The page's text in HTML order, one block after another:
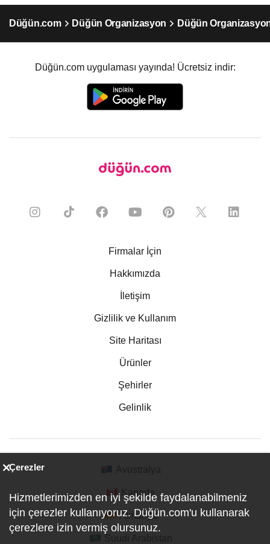
Düğün.com Düğün Organizasyon Düğün
Düğün.com uygulaması yayında! Ücretsiz indir:
Firmalar İçin
Hakkımızda
İletişim
Gizlilik ve Kullanım
Site Haritası
Ürünler
Şehirler
Gelinlik
Kanada
Almanya
Çerezler
Hizmetlerimizden en iyi şekilde faydalanabilmeniz
için çerezler kullanıyoruz. Düğün.com'u kullanarak
çerezlere izin vermiş olursunuz.